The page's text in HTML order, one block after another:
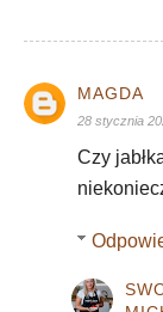
MAGDA
28 stycznia
Czy